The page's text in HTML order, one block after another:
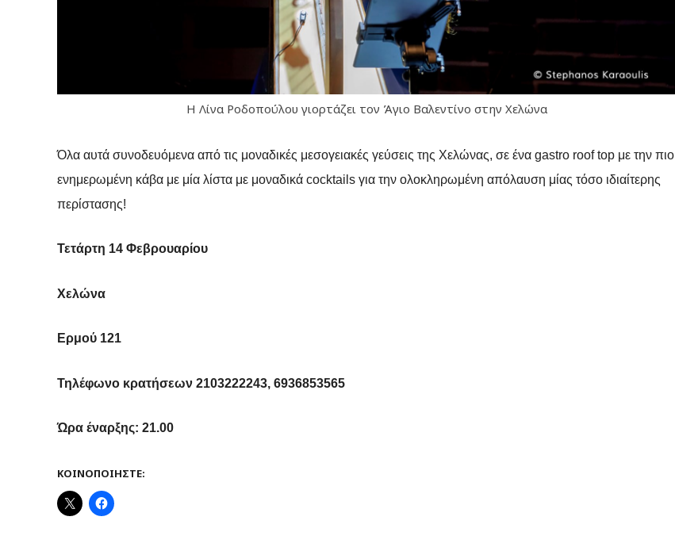
Η Λίνα Ροδοπούλου γιορτάζει τον Άγιο Βαλεντίνο στην Χελώνα
Όλα αυτά συνοδευόμενα από τις μοναδικές μεσογειακές γεύσεις της Χελώνας, σε ένα gastro roof top με την πιο
ενημερωμένη κάβα με μία λίστα με μοναδικά cocktails για την ολοκληρωμένη απόλαυση μίας τόσο ιδιαίτερης
περίστασης!
Τετάρτη 14 Φεβρουαρίου
Χελώνα
Ερμού 121
Τηλέφωνο κρατήσεων 2103222243, 6936853565
Ώρα έναρξης: 21.00
ΚΟΙΝΟΠΟΙΉΣΤΕ: